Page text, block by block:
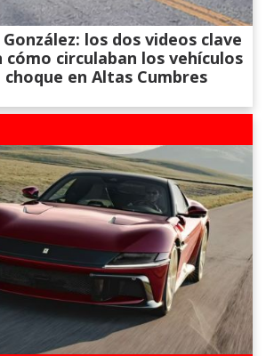
González: los dos videos clave
circulaban los vehículos
en Altas Cumbres